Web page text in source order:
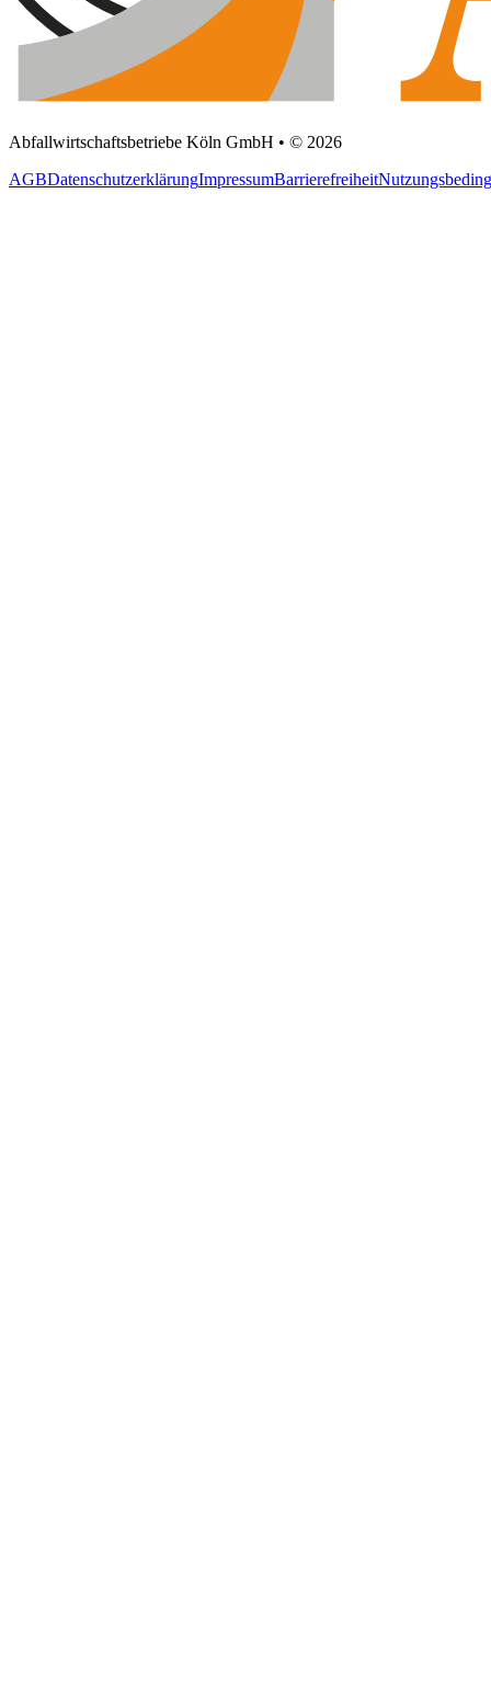
Abfallwirtschaftsbetriebe Köln GmbH • © 2026
AGBDatenschutzerklärungImpressumBarrierefreiheit